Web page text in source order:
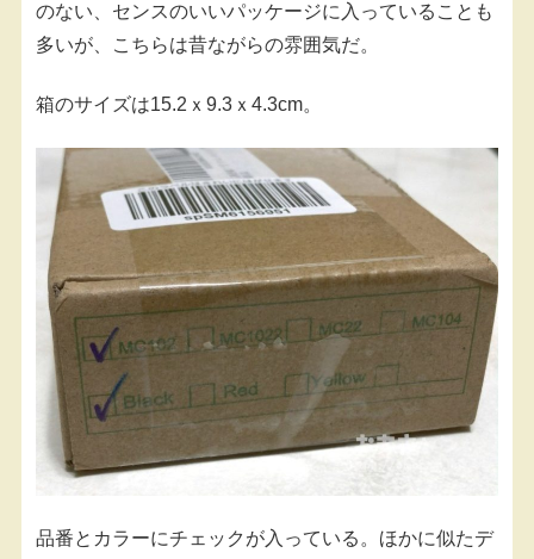
のない、センスのいいパッケージに入っていることも
多いが、こちらは昔ながらの雰囲気だ。
箱のサイズは15.2ｘ9.3ｘ4.3cm。
品番とカラーにチェックが入っている。ほかに似たデ